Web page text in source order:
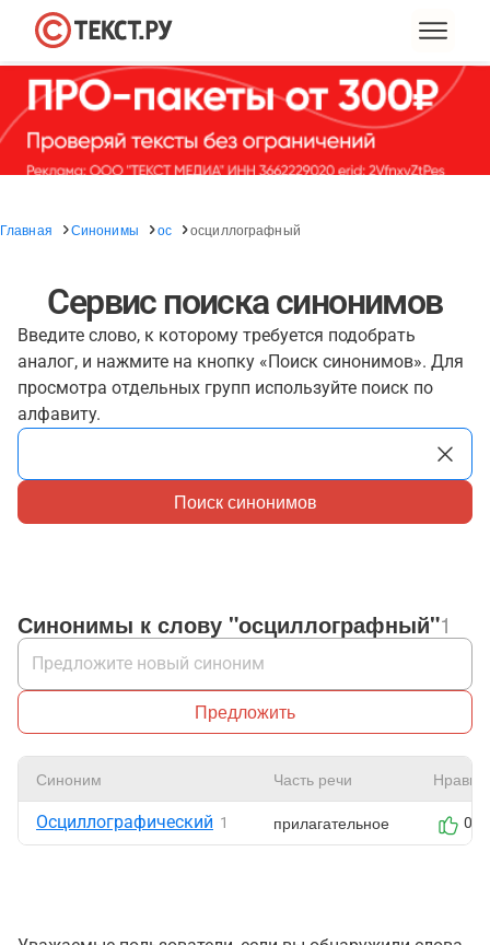
Главная Синонимы ос осциллографный
Сервис поиска синонимов
Введите слово, к которому требуется подобрать
аналог, и нажмите на кнопку «Поиск синонимов». Для
просмотра отдельных групп используйте поиск по
алфавиту.
Поиск синонимов
Синонимы к слову "осциллографный"1
Предложить
Синоним Часть речи
Осциллографический 1 прилагательное 0